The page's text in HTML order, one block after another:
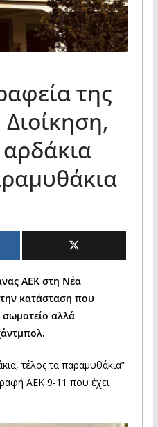
της
αρδάκια
ΑΕΚ στη Νέα
κατάσταση που
σωματείο αλλά
τέλος τα παραμυθάκια”
ΑΕΚ 9-11 που έχει